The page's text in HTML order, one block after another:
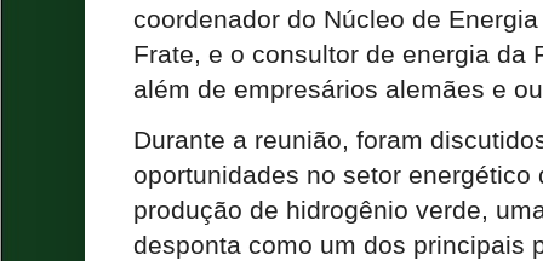
coordenador do Núcleo de
Frate, e o consultor de energia da
além de empresários alemães e
Durante a reunião, foram
oportunidades no setor energético
produção de hidrogênio verde,
desponta como um dos principais